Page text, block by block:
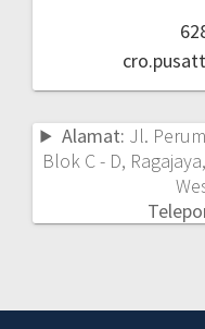
Alamat: Jl.
Blok C - D,